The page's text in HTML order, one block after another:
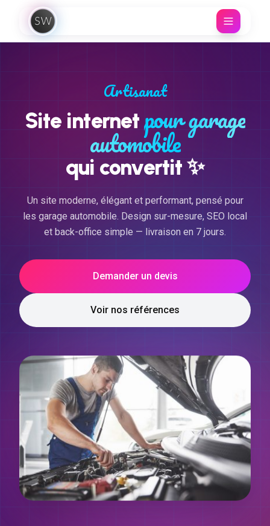
Aller au contenu
Artisanat
Site internetpour garage
automobile
qui convertit✨
Un site moderne, élégant et performant, pensé pour
les garage automobile. Design sur-mesure, SEO local
et back-office simple — livraison en 7 jours.
Demander un devis
Voir nos références